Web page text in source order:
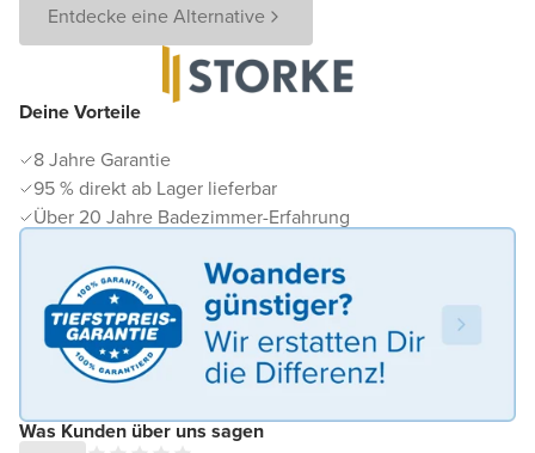
Deine Vorteile
8 Jahre Garantie
95 % direkt ab Lager lieferbar
Über 20 Jahre Badezimmer-Erfahrung
Was Kunden über uns sagen
Entdecke eine Alternative